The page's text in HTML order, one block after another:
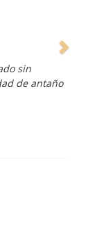
sin
de antaño